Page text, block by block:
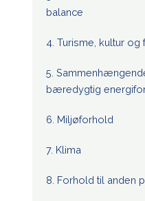
balance
4. Turisme, kultur og
5.
bæredygtig
6. Miljøforhold
7. Klima
8. Forhold til anden